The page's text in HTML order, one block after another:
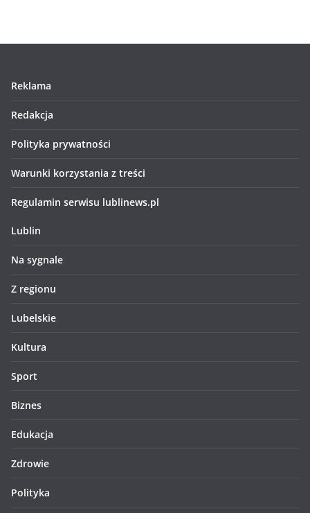
Reklama
Redakcja
Polityka prywatności
Warunki korzystania z treści
Regulamin serwisu lublinews.pl
Lublin
Na sygnale
Z regionu
Lubelskie
Kultura
Sport
Biznes
Edukacja
Zdrowie
Polityka